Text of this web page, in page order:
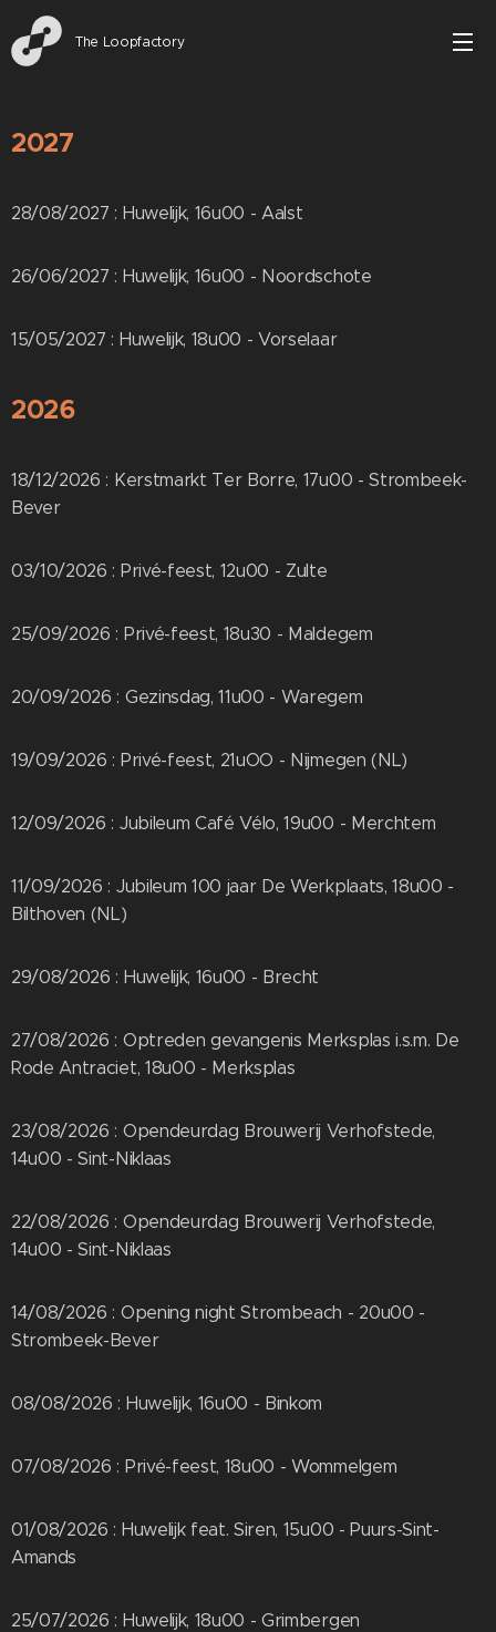
The Loopfactory
2027
28/08/2027 : Huwelijk, 16u00 - Aalst
26/06/2027 : Huwelijk, 16u00 - Noordschote
15/05/2027 : Huwelijk, 18u00 - Vorselaar
2026
18/12/2026 : Kerstmarkt Ter Borre, 17u00 - Strombeek-
Bever
03/10/2026 : Privé-feest, 12u00 - Zulte
25/09/2026 : Privé-feest, 18u30 - Maldegem
20/09/2026 : Gezinsdag, 11u00 - Waregem
19/09/2026 : Privé-feest, 21uOO - Nijmegen (NL)
12/09/2026 : Jubileum Café Vélo, 19u00 - Merchtem
11/09/2026 : Jubileum 100 jaar De Werkplaats, 18u00 -
Bilthoven (NL)
29/08/2026 : Huwelijk, 16u00 - Brecht
27/08/2026 : Optreden gevangenis Merksplas i.s.m. De
Rode Antraciet, 18u00 - Merksplas
23/08/2026 : Opendeurdag Brouwerij Verhofstede,
14u00 - Sint-Niklaas
22/08/2026 : Opendeurdag Brouwerij Verhofstede,
14u00 - Sint-Niklaas
14/08/2026 : Opening night Strombeach - 20u00 -
Strombeek-Bever
08/08/2026 : Huwelijk, 16u00 - Binkom
07/08/2026 : Privé-feest, 18u00 - Wommelgem
01/08/2026 : Huwelijk feat. Siren, 15u00 - Puurs-Sint-
Amands
25/07/2026 : Huwelijk, 18u00 - Grimbergen